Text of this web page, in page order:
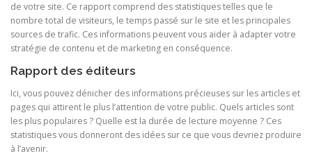
de votre site. Ce rapport comprend des statistiques telles que le
nombre total de visiteurs, le temps passé sur le site et les principales
sources de trafic. Ces informations peuvent vous aider à adapter votre
stratégie de contenu et de marketing en conséquence.
Rapport des éditeurs
Ici, vous pouvez dénicher des informations précieuses sur les articles et
pages qui attirent le plus l’attention de votre public. Quels articles sont
les plus populaires ? Quelle est la durée de lecture moyenne ? Ces
statistiques vous donneront des idées sur ce que vous devriez produire
à l’avenir.